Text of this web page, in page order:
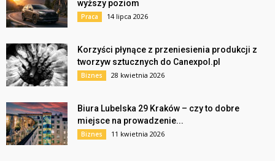
wyższy poziom
Praca 14 lipca 2026
Korzyści płynące z przeniesienia produkcji z
tworzyw sztucznych do Canexpol.pl
Biznes 28 kwietnia 2026
Biura Lubelska 29 Kraków – czy to dobre
miejsce na prowadzenie...
Biznes 11 kwietnia 2026